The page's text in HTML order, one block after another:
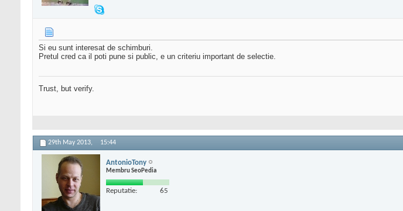
Si eu sunt interesat de schimburi.
Pretul cred ca il poti pune si public, e un criteriu important de selectie.
Trust, but verify.
29th May 2013, 15:44
AntonioTony
Membru SeoPedia
Reputatie: 65